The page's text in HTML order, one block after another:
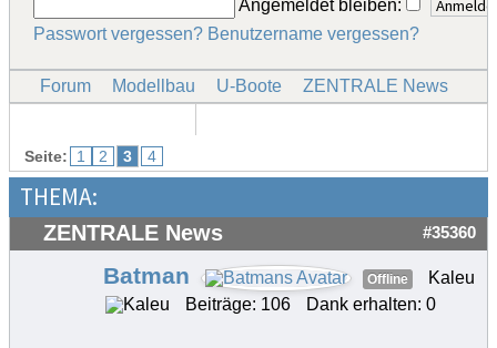
Angemeldet bleiben:
Passwort vergessen? Benutzername vergessen?
Forum Modellbau U-Boote ZENTRALE News
Seite: 1 2 3 4
THEMA:
ZENTRALE News #35360
Batman Offline
Kaleu
Beiträge: 106
Dank erhalten: 0